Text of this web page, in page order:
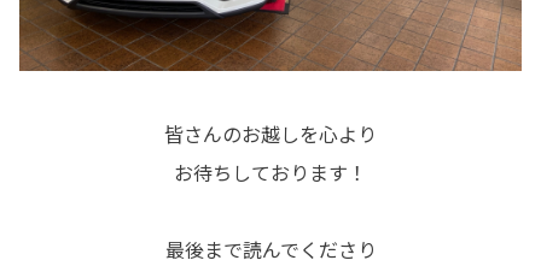
皆さんのお越しを心より
お待ちしております！
最後まで読んでくださり